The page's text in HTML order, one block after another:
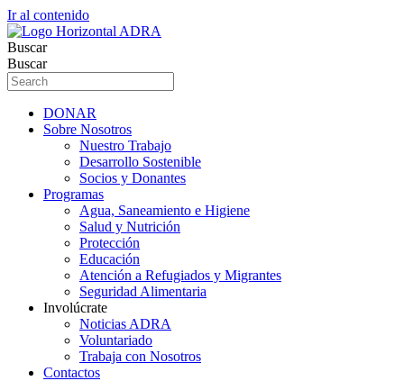
Ir al contenido
Buscar
Buscar
DONAR
Sobre Nosotros
Nuestro Trabajo
Desarrollo Sostenible
Socios y Donantes
Programas
Agua, Saneamiento e Higiene
Salud y Nutrición
Protección
Educación
Atención a Refugiados y Migrantes
Seguridad Alimentaria
Involúcrate
Noticias ADRA
Voluntariado
Trabaja con Nosotros
Contactos